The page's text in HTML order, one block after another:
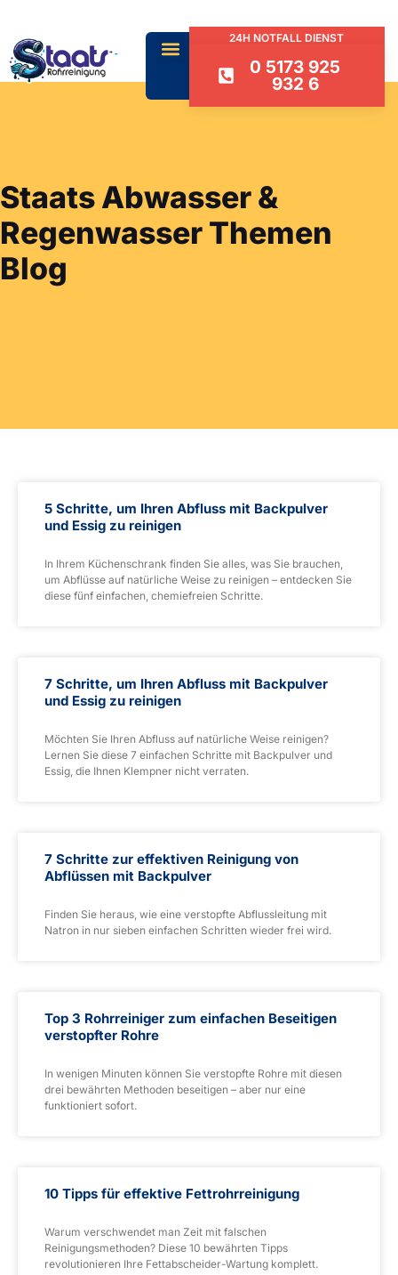
24H NOTFALL DIENST
0 5173 925
932 6
Staats Abwasser &
Regenwasser Themen
Blog
5 Schritte, um Ihren Abfluss mit Backpulver
und Essig zu reinigen
In Ihrem Küchenschrank finden Sie alles, was Sie brauchen,
um Abflüsse auf natürliche Weise zu reinigen – entdecken Sie
diese fünf einfachen, chemiefreien Schritte.
7 Schritte, um Ihren Abfluss mit Backpulver
und Essig zu reinigen
Möchten Sie Ihren Abfluss auf natürliche Weise reinigen?
Lernen Sie diese 7 einfachen Schritte mit Backpulver und
Essig, die Ihnen Klempner nicht verraten.
7 Schritte zur effektiven Reinigung von
Abflüssen mit Backpulver
Finden Sie heraus, wie eine verstopfte Abflussleitung mit
Natron in nur sieben einfachen Schritten wieder frei wird.
Top 3 Rohrreiniger zum einfachen Beseitigen
verstopfter Rohre
In wenigen Minuten können Sie verstopfte Rohre mit diesen
drei bewährten Methoden beseitigen – aber nur eine
funktioniert sofort.
10 Tipps für effektive Fettrohrreinigung
Warum verschwendet man Zeit mit falschen
Reinigungsmethoden? Diese 10 bewährten Tipps
revolutionieren Ihre Fettabscheider-Wartung komplett.